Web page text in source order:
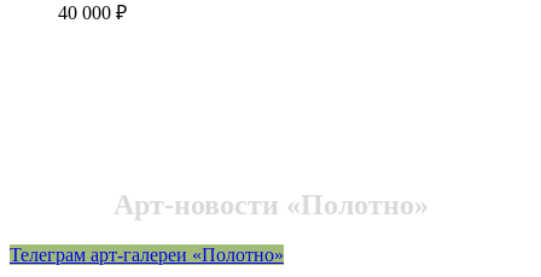
40 000 ₽
Арт-новости «Полотно»
Телеграм арт-галереи «Полотно»